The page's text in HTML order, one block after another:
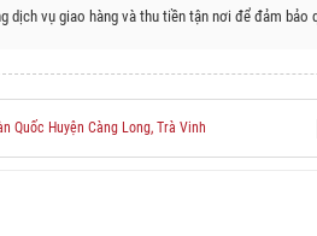
dịch vụ giao hàng và thu tiền tận nơi để đảm bảo
Quốc Huyện Càng Long, Trà Vinh